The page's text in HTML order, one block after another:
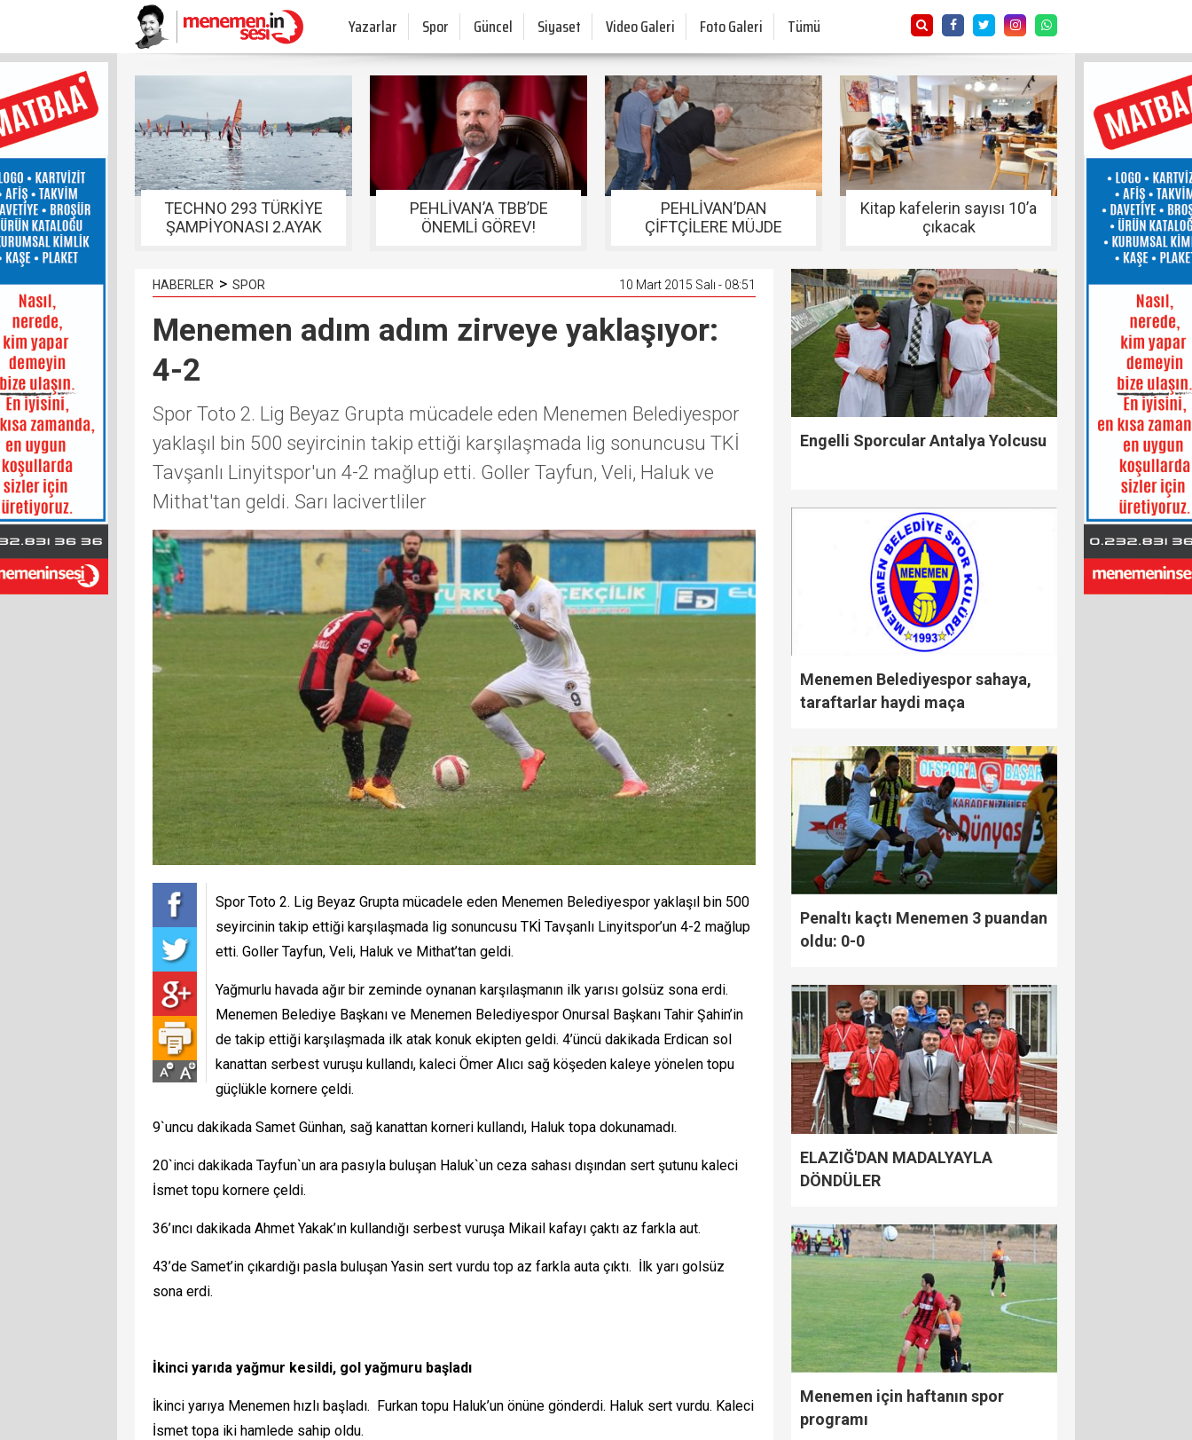
Yazarlar Spor Güncel Siyaset Video Galeri Foto Galeri Tümü
TECHNO 293 TÜRKİYE
ŞAMPİYONASI 2.AYAK
PEHLİVAN’A TBB’DE
ÖNEMLİ GÖREV!
PEHLİVAN’DAN
ÇİFTÇİLERE MÜJDE
Kitap kafelerin sayısı 10’a
çıkacak
HABERLER > SPOR 10 Mart 2015 Salı - 08:51
Menemen adım adım zirveye yaklaşıyor:
4-2
Spor Toto 2. Lig Beyaz Grupta mücadele eden Menemen Belediyespor
yaklaşıl bin 500 seyircinin takip ettiği karşılaşmada lig sonuncusu TKİ
Tavşanlı Linyitspor'un 4-2 mağlup etti. Goller Tayfun, Veli, Haluk ve
Mithat'tan geldi. Sarı lacivertliler
Spor Toto 2. Lig Beyaz Grupta mücadele eden Menemen Belediyespor yaklaşıl bin 500
seyircinin takip ettiği karşılaşmada lig sonuncusu TKİ Tavşanlı Linyitspor’un 4-2 mağlup
etti. Goller Tayfun, Veli, Haluk ve Mithat’tan geldi.
Yağmurlu havada ağır bir zeminde oynanan karşılaşmanın ilk yarısı golsüz sona erdi.
Menemen Belediye Başkanı ve Menemen Belediyespor Onursal Başkanı Tahir Şahin’in
de takip ettiği karşılaşmada ilk atak konuk ekipten geldi. 4’üncü dakikada Erdican sol
kanattan serbest vuruşu kullandı, kaleci Ömer Alıcı sağ köşeden kaleye yönelen topu
güçlükle kornere çeldi.
9`uncu dakikada Samet Günhan, sağ kanattan korneri kullandı, Haluk topa dokunamadı.
20`inci dakikada Tayfun`un ara pasıyla buluşan Haluk`un ceza sahası dışından sert şutunu kaleci
İsmet topu kornere çeldi.
36’ıncı dakikada Ahmet Yakak’ın kullandığı serbest vuruşa Mikail kafayı çaktı az farkla aut.
43’de Samet’in çıkardığı pasla buluşan Yasin sert vurdu top az farkla auta çıktı. İlk yarı golsüz
sona erdi.
İkinci yarıda yağmur kesildi, gol yağmuru başladı
İkinci yarıya Menemen hızlı başladı. Furkan topu Haluk’un önüne gönderdi. Haluk sert vurdu. Kaleci
İsmet topa iki hamlede sahip oldu.
Engelli Sporcular Antalya Yolcusu
Menemen Belediyespor sahaya,
taraftarlar haydi maça
Penaltı kaçtı Menemen 3 puandan
oldu: 0-0
ELAZIĞ'DAN MADALYAYLA
DÖNDÜLER
Menemen için haftanın spor
programı